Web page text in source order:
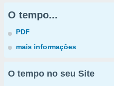
O tempo...
PDF
mais informações
O tempo no seu Site